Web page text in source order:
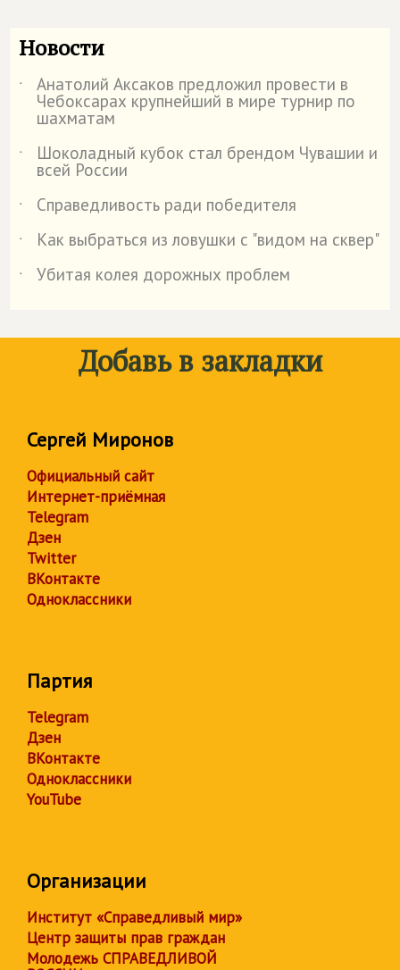
Новости
˙ Анатолий Аксаков предложил провести в
Чебоксарах крупнейший в мире турнир по
шахматам
˙
Шоколадный кубок стал брендом Чувашии и
всей России
˙
Справедливость ради победителя
˙
Как выбраться из ловушки с "видом на сквер"
˙
Убитая колея дорожных проблем
Добавь в закладки
Сергей Миронов
Официальный сайт
Интернет-приёмная
Telegram
Дзен
Twitter
ВКонтакте
Одноклассники
Партия
Telegram
Дзен
ВКонтакте
Одноклассники
YouTube
Организации
Институт «Справедливый мир»
Центр защиты прав граждан
Молодежь СПРАВЕДЛИВОЙ